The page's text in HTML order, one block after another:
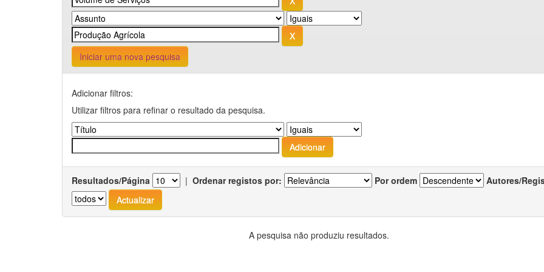
Iniciar uma nova pesquisa
Adicionar filtros:
Utilizar filtros para refinar o resultado da pesquisa.
Resultados/Página | Ordenar registos por: Por ordem Autores/
A pesquisa não produziu resultados.